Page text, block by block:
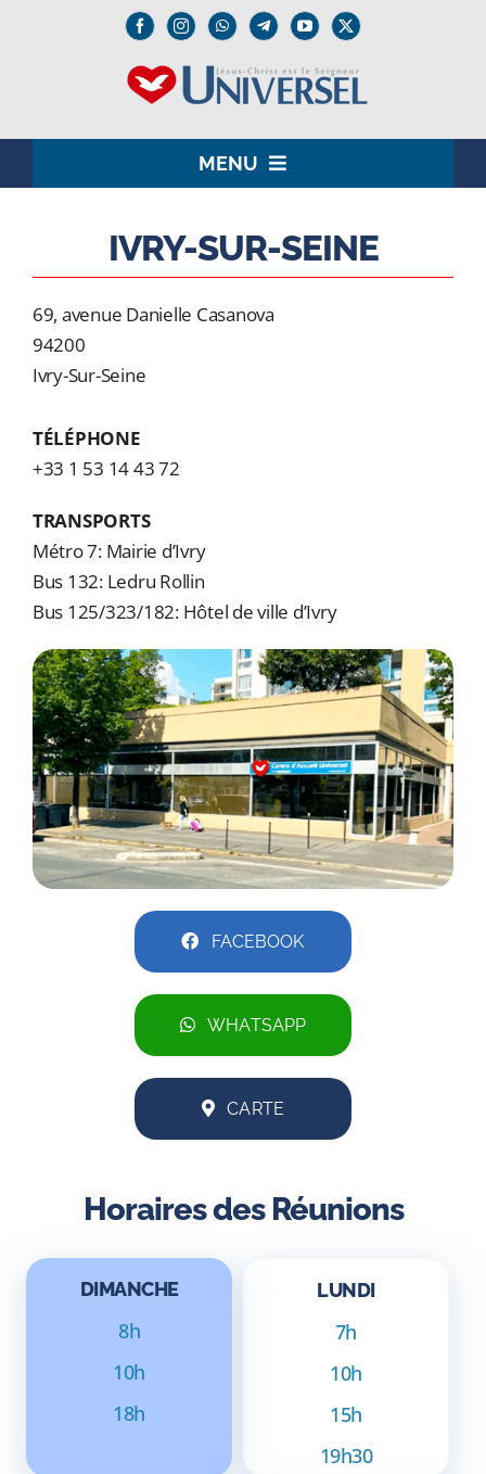
MENU
INSTITUTION
UNIVERSEL+
MEDIA
DONS
IVRY-SUR-SEINE
69, avenue Danielle Casanova
94200
Ivry-Sur-Seine
TÉLÉPHONE
+33 1 53 14 43 72
TRANSPORTS
Métro 7: Mairie d’Ivry
Bus 132: Ledru Rollin
Bus 125/323/182: Hôtel de ville d’Ivry
FACEBOOK
WHATSAPP
CARTE
Horaires des Réunions
DIMANCHE
8h
10h
18h
LUNDI
7h
10h
15h
19h30